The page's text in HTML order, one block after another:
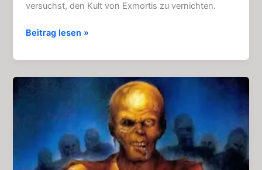
versuchst, den Kult von Exmortis zu vernichten.
Exmortis
Horror
–
Klassiker
(2006)
Beitrag lesen »